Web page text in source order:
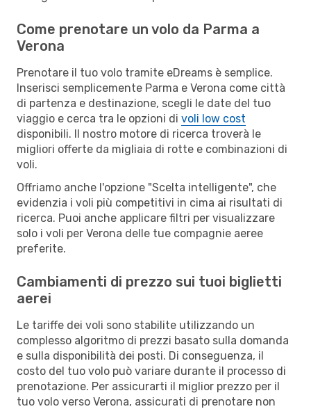
Come prenotare un volo da Parma a
Verona
Prenotare il tuo volo tramite eDreams è semplice.
Inserisci semplicemente Parma e Verona come città
di partenza e destinazione, scegli le date del tuo
viaggio e cerca tra le opzioni di voli low cost
disponibili. Il nostro motore di ricerca troverà le
migliori offerte da migliaia di rotte e combinazioni di
voli.
Offriamo anche l'opzione "Scelta intelligente", che
evidenzia i voli più competitivi in cima ai risultati di
ricerca. Puoi anche applicare filtri per visualizzare
solo i voli per Verona delle tue compagnie aeree
preferite.
Cambiamenti di prezzo sui tuoi biglietti
aerei
Le tariffe dei voli sono stabilite utilizzando un
complesso algoritmo di prezzi basato sulla domanda
e sulla disponibilità dei posti. Di conseguenza, il
costo del tuo volo può variare durante il processo di
prenotazione. Per assicurarti il miglior prezzo per il
tuo volo verso Verona, assicurati di prenotare non